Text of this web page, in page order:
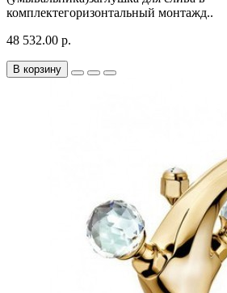
комплектегоризонтальный монтажд..
48 532.00 р.
В корзину